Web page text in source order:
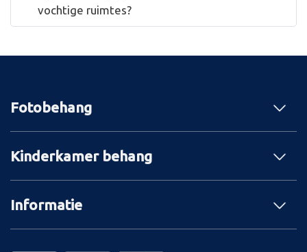
vochtige ruimtes?
Fotobehang
Kinderkamer behang
Informatie